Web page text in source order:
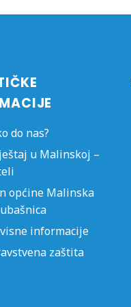
do nas?
u Malinskoj –
općine Malinska
informacije
zaštita